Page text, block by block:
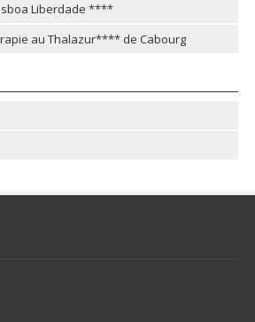
Liberdade ****
au Thalazur**** de Cabourg